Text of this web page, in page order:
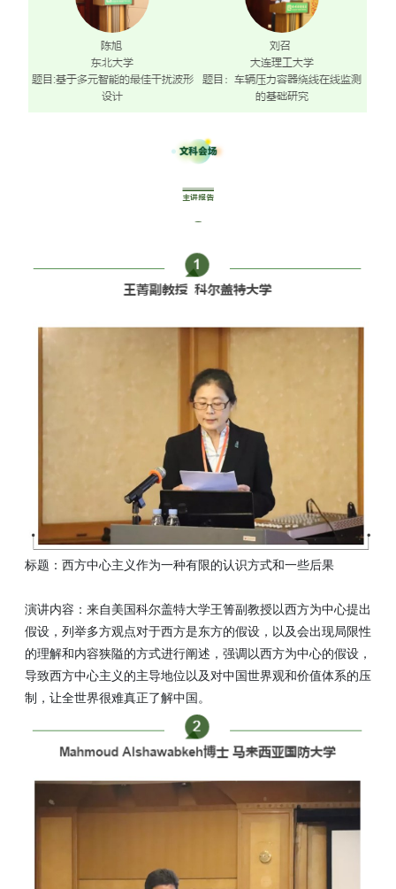
标题：西方中心主义作为一种有限的认识方式和一些后果
演讲内容：来自美国科尔盖特大学王箐副教授以西方为中心提出
假设，列举多方观点对于西方是东方的假设，以及会出现局限性
的理解和内容狭隘的方式进行阐述，强调以西方为中心的假设，
导致西方中心主义的主导地位以及对中国世界观和价值体系的压
制，让全世界很难真正了解中国。